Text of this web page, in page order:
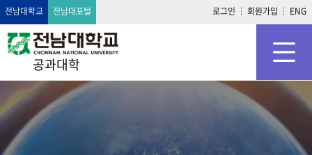
전남대학교 전남대포털 로그인 회원가입 ENG
공과대학